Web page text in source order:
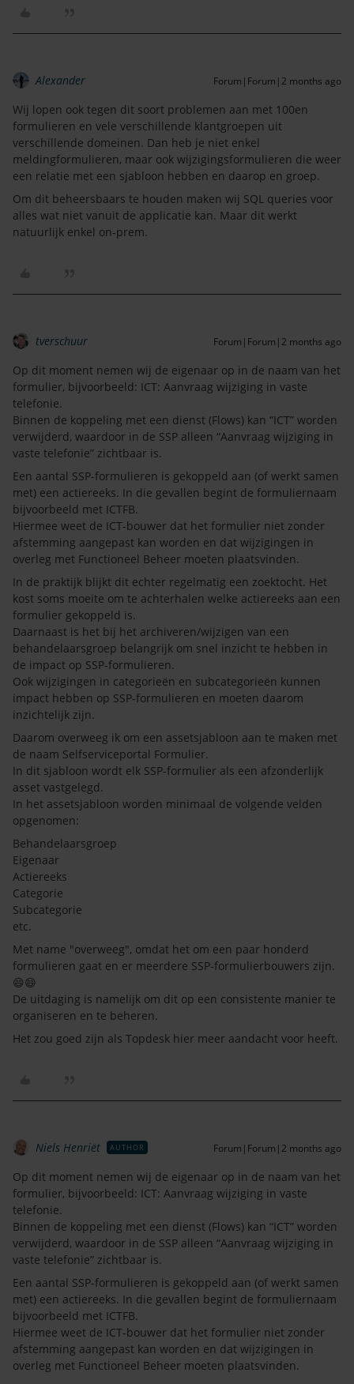
Alexander Forum|Forum|2 months ago
Wij lopen ook tegen dit soort problemen aan met 100en
formulieren en vele verschillende klantgroepen uit
verschillende domeinen. Dan heb je niet enkel
meldingformulieren, maar ook wijzigingsformulieren die weer
een relatie met een sjabloon hebben en daarop en groep.
Om dit beheersbaars te houden maken wij SQL queries voor
alles wat niet vanuit de applicatie kan. Maar dit werkt
natuurlijk enkel on-prem.
tverschuur Forum|Forum|2 months ago
Op dit moment nemen wij de eigenaar op in de naam van het
formulier, bijvoorbeeld: ICT: Aanvraag wijziging in vaste
telefonie.
Binnen de koppeling met een dienst (Flows) kan “ICT” worden
verwijderd, waardoor in de SSP alleen “Aanvraag wijziging in
vaste telefonie” zichtbaar is.
Een aantal SSP-formulieren is gekoppeld aan (of werkt samen
met) een actiereeks. In die gevallen begint de formuliernaam
bijvoorbeeld met ICTFB.
Hiermee weet de ICT-bouwer dat het formulier niet zonder
afstemming aangepast kan worden en dat wijzigingen in
overleg met Functioneel Beheer moeten plaatsvinden.
In de praktijk blijkt dit echter regelmatig een zoektocht. Het
kost soms moeite om te achterhalen welke actiereeks aan een
formulier gekoppeld is.
Daarnaast is het bij het archiveren/wijzigen van een
behandelaarsgroep belangrijk om snel inzicht te hebben in
de impact op SSP-formulieren.
Ook wijzigingen in categorieën en subcategorieën kunnen
impact hebben op SSP-formulieren en moeten daarom
inzichtelijk zijn.
Daarom overweeg ik om een assetsjabloon aan te maken met
de naam Selfserviceportal Formulier.
In dit sjabloon wordt elk SSP-formulier als een afzonderlijk
asset vastgelegd.
In het assetsjabloon worden minimaal de volgende velden
opgenomen:
Behandelaarsgroep
Eigenaar
Actiereeks
Categorie
Subcategorie
etc.
Met name "overweeg", omdat het om een paar honderd
formulieren gaat en er meerdere SSP-formulierbouwers zijn.
😄😄
De uitdaging is namelijk om dit op een consistente manier te
organiseren en te beheren.
Het zou goed zijn als Topdesk hier meer aandacht voor heeft.
Niels Henriët AUTHOR Forum|Forum|2 months ago
Op dit moment nemen wij de eigenaar op in de naam van het
formulier, bijvoorbeeld: ICT: Aanvraag wijziging in vaste
telefonie.
Binnen de koppeling met een dienst (Flows) kan “ICT” worden
verwijderd, waardoor in de SSP alleen “Aanvraag wijziging in
vaste telefonie” zichtbaar is.
Een aantal SSP-formulieren is gekoppeld aan (of werkt samen
met) een actiereeks. In die gevallen begint de formuliernaam
bijvoorbeeld met ICTFB.
Hiermee weet de ICT-bouwer dat het formulier niet zonder
afstemming aangepast kan worden en dat wijzigingen in
overleg met Functioneel Beheer moeten plaatsvinden.